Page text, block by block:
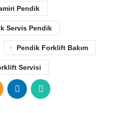
Pendik
Servis Pendik
Pendik Forklift Bakım
Servisi